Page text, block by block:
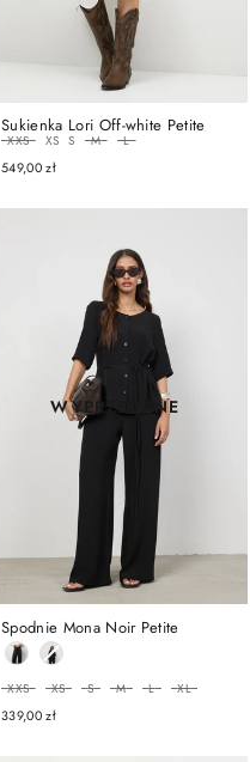
Sukienka Lori Off-white Petite
ROZMIAR
XXS XS S M L
549,00 zł
WYPRZEDANE
Spodnie Mona Noir Petite
ROZMIAR
XXS XS S M L XL
339,00 zł